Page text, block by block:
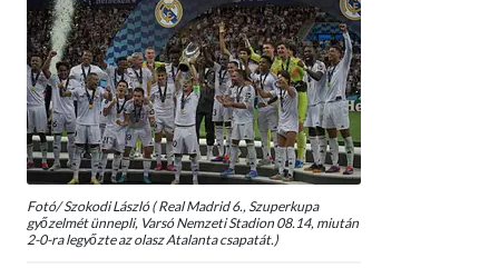
Fotó/ Szokodi László ( Real Madrid 6., Szuperkupa
győzelmét ünnepli, Varsó Nemzeti Stadion 08.14, miután
2-0-ra legyőzte az olasz Atalanta csapatát.)